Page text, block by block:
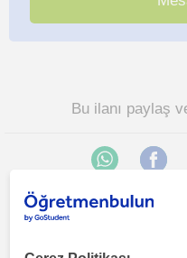
Bu ilanı paylaş